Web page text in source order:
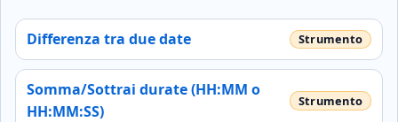
Differenza tra due date
Somma/Sottrai durate (HH:MM o
HH:MM:SS)